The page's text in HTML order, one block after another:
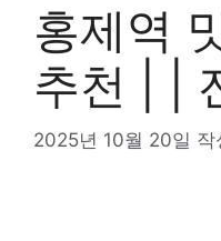
홍제역
추천 | |
2025년 10월 20일 작